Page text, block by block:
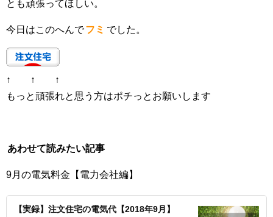
とも頑張ってほしい。
今日はこのへんでフミ でした。
↑ ↑ ↑
もっと頑張れと思う方はポチっとお願いします
あわせて読みたい記事
9月の電気料金【電力会社編】
【実録】注文住宅の電気代【2018年9月】